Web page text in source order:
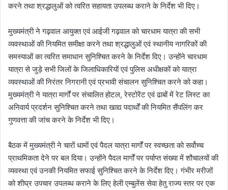
करने तथा श्रद्धालुओं को त्वरित सहायता उपलब्ध कराने के निर्देश भी दिए।
मुख्यमंत्री ने गढ़वाल आयुक्त एवं आईजी गढ़वाल को चारधाम यात्रा की सभी
व्यवस्थाओं की नियमित समीक्षा करने तथा श्रद्धालुओं एवं स्थानीय नागरिकों की
समस्याओं का त्वरित समाधान सुनिश्चित करने के निर्देश दिए। उन्होंने चारधाम
यात्रा से जुड़े सभी जिलों के जिलाधिकारियों एवं पुलिस अधीक्षकों को यात्रा
व्यवस्थाओं की निरंतर निगरानी एवं प्रभावी संचालन सुनिश्चित करने को कहा।
मुख्यमंत्री ने यात्रा मार्गों पर संचालित होटल, रेस्टोरेंट एवं ढाबों में रेट लिस्ट का
अनिवार्य प्रदर्शन सुनिश्चित करने तथा खाद्य पदार्थों की नियमित सैंपलिंग कर
गुणवत्ता की जांच करने के निर्देश भी दिए।
बैठक में मुख्यमंत्री ने चारों धामों एवं पैदल यात्रा मार्गों पर स्वच्छता को सर्वोच्च
प्राथमिकता देने पर बल दिया। उन्होंने पैदल मार्गों पर पर्याप्त संख्या में शौचालयों की
व्यवस्था एवं उनकी नियमित सफाई सुनिश्चित करने के निर्देश दिए। गंभीर मरीजों
को शीघ्र उपचार उपलब्ध कराने के लिए हेली एम्बुलेंस सेवा हेतु राज्य स्तर पर एक